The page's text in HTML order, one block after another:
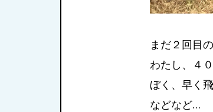
まだ２回目
わたし、４
ぼく、早く
などなど…